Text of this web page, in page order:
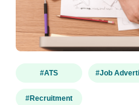
#ATS #Job
#recruitment